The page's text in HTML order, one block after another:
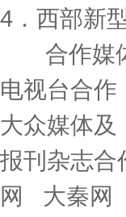
4．西部新
合作媒
电视台合
大众媒体及
报刊杂志
网 大秦网